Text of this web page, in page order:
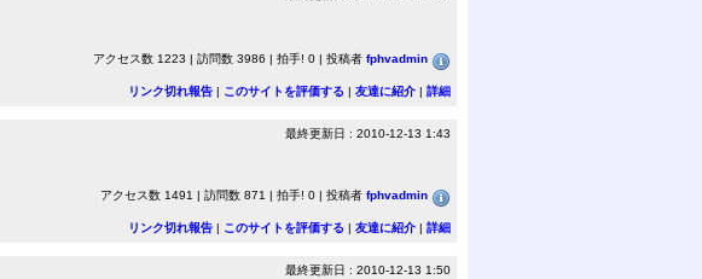
アクセス数 1223 | 訪問数 3986 | 拍手! 0 | 投稿者 fphvadmin
リンク切れ報告 | このサイトを評価する | 友達に紹介 | 詳細
最終更新日 : 2010-12-13 1:43
アクセス数 1491 | 訪問数 871 | 拍手! 0 | 投稿者 fphvadmin
リンク切れ報告 | このサイトを評価する | 友達に紹介 | 詳細
最終更新日 : 2010-12-13 1:50